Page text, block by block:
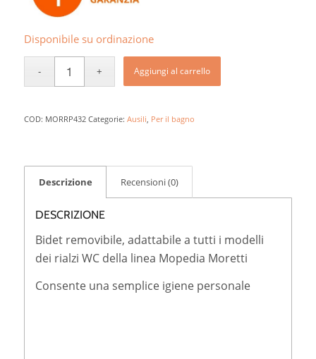
Disponibile su ordinazione
Aggiungi al carrello
COD: MORRP432 Categorie: Ausili, Per il bagno
Descrizione Recensioni (0)
DESCRIZIONE
Bidet removibile, adattabile a tutti i modelli
dei rialzi WC della linea Mopedia Moretti
Consente una semplice igiene personale